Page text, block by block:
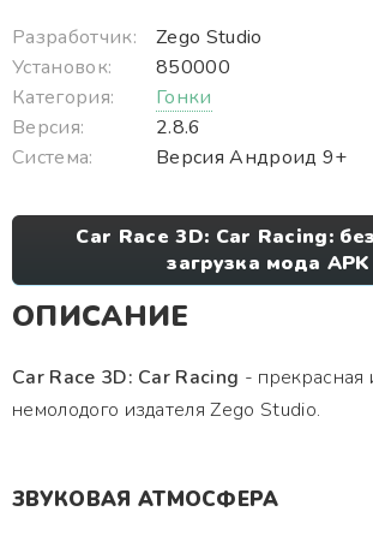
Разработчик:
Zego Studio
Установок:
850000
Категория:
Гонки
Версия:
2.8.6
Система:
Версия Андроид 9+
Car Race 3D: Car Racing:
загрузка мода APK
ОПИСАНИЕ
Car Race 3D: Car Racing - прекрасная
немолодого издателя Zego Studio.
ЗВУКОВАЯ АТМОСФЕРА